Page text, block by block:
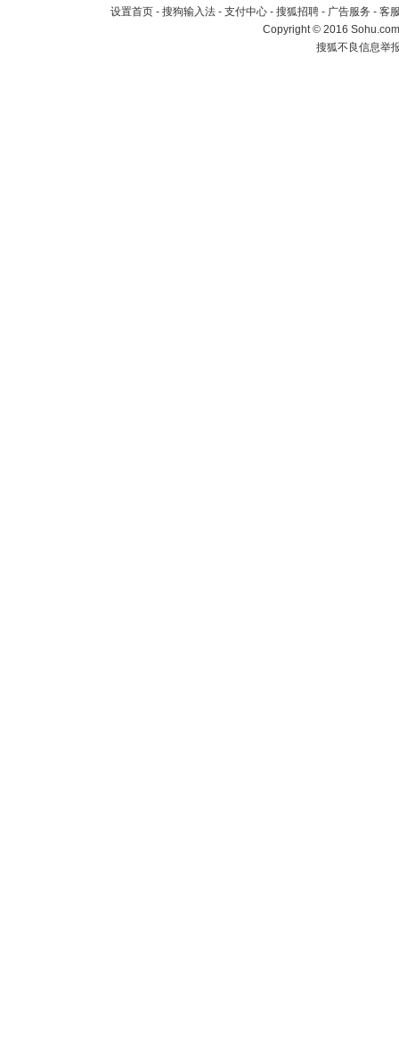
设置首页 - 搜狗输入法 - 支付中心 - 搜狐招聘 - 广告服务 - 客
Copyright©2016
搜狐不良信息举